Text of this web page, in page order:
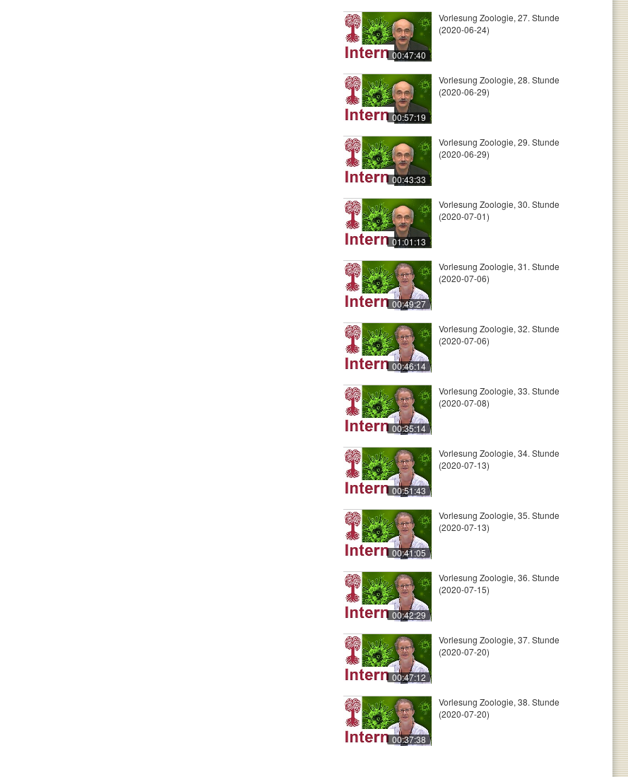
00:47:40
Vorlesung Zoologie, 27. Stunde
(2020-06-24)
00:57:19
Vorlesung Zoologie, 28. Stunde
(2020-06-29)
00:43:33
Vorlesung Zoologie, 29. Stunde
(2020-06-29)
01:01:13
Vorlesung Zoologie, 30. Stunde
(2020-07-01)
00:49:27
Vorlesung Zoologie, 31. Stunde
(2020-07-06)
00:46:14
Vorlesung Zoologie, 32. Stunde
(2020-07-06)
00:35:14
Vorlesung Zoologie, 33. Stunde
(2020-07-08)
00:51:43
Vorlesung Zoologie, 34. Stunde
(2020-07-13)
00:41:05
Vorlesung Zoologie, 35. Stunde
(2020-07-13)
00:42:29
Vorlesung Zoologie, 36. Stunde
(2020-07-15)
00:47:12
Vorlesung Zoologie, 37. Stunde
(2020-07-20)
00:37:38
Vorlesung Zoologie, 38. Stunde
(2020-07-20)